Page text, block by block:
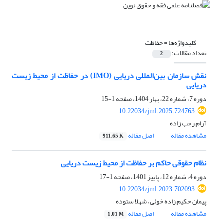
کلیدواژه‌ها =حفاظت
تعداد مقالات: 2
نقش سازمان بین‌المللی دریایی (IMO) در حفاظت از محیط زیست
دریایی
دوره 7، شماره 22، بهار 1404، صفحه
1-15
10.22034/jml.2025.724763
آرام رجب زاده
مشاهده مقاله
اصل مقاله 911.65 K
نظام حقوقی حاکم بر حفاظت از محیط زیست دریایی
دوره 4، شماره 12، پاییز 1401، صفحه
1-17
10.22034/jml.2023.702093
پیمان حکیم زاده خوئی، شهلا ستوده
مشاهده مقاله
اصل مقاله 1.01 M